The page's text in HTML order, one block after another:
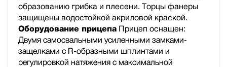
образованию грибка и плесени. Торцы фанеры
защищены водостойкой акриловой краской.
Оборудование прицепа Прицеп оснащен:
Двумя самосвальными усиленными замками-
защелками с R-образными шплинтами и
регулировкой натяжения с максимальной